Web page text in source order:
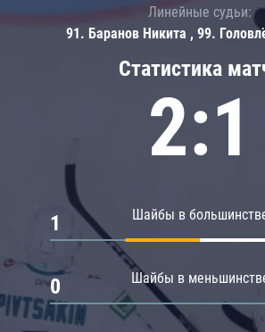
Статистика
2:1
Шайбы в
1
Шайбы в
0
Линейные судьи:
91. Баранов Никита , 99.